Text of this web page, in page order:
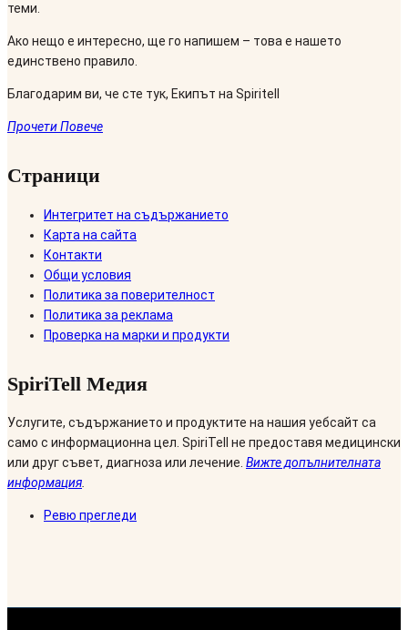
теми.
Ако нещо е интересно, ще го напишем – това е нашето
единствено правило.
Благодарим ви, че сте тук, Екипът на Spiritell
Прочети Повече
Страници
Интегритет на съдържанието
Карта на сайта
Контакти
Общи условия
Политика за поверителност
Политика за реклама
Проверка на марки и продукти
SpiriTell Медия
Услугите, съдържанието и продуктите на нашия уебсайт са
само с информационна цел. SpiriTell не предоставя медицински
или друг съвет, диагноза или лечение. Вижте допълнителната
информация
Ревю прегледи